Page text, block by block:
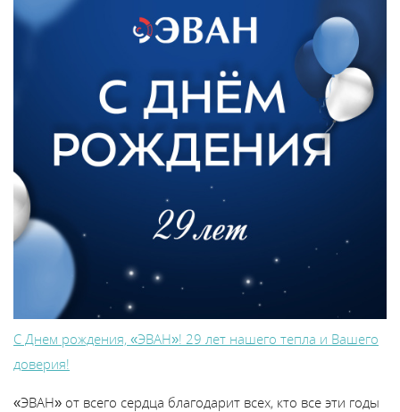
С Днем рождения, «ЭВАН»! 29 лет нашего тепла и Вашего
доверия!
«ЭВАН» от всего сердца благодарит всех, кто все эти годы